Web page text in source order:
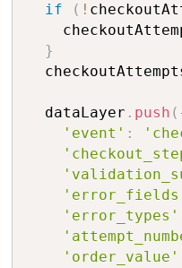
if ( !
}
  dataLayer
. push (
'event' :
'error_types'
'order_value'